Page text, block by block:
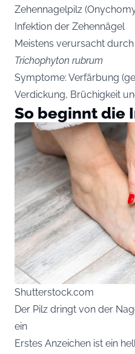
Zehennagelpilz
Infektion der Zehennägel
Meistens verursacht
Trichophyton rubrum
Symptome: Verfärbung
Verdickung, Brüchigkeit
So beginnt die
Shutterstock.com
Der Pilz dringt von der
ein
Erstes Anzeichen ist ein